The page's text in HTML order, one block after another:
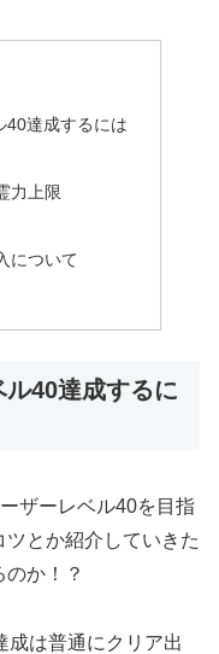
40達成するには
力上限
について
40達成するに
ザーレベル40を目指
とか紹介していきた
か！？
成は普通にクリア出